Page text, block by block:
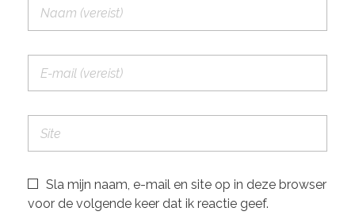
Sla mijn naam, e-mail en site op in deze browser
voor de volgende keer dat ik reactie geef.